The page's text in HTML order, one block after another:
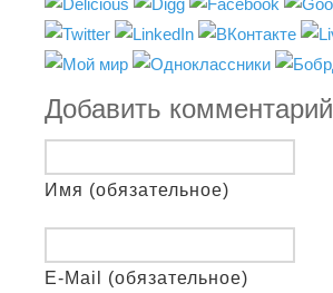
Добавить комментарий
Имя (обязательное)
E-Mail (обязательное)